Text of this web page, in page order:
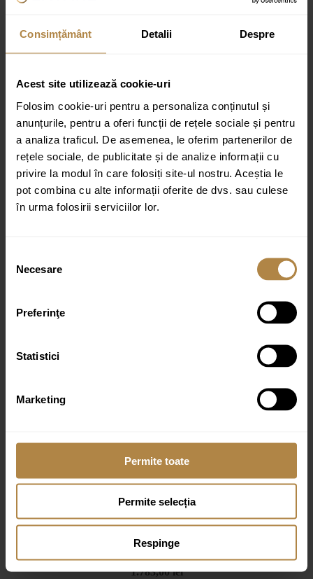
Consimțământ Detalii Despre
Acest site utilizează cookie-uri
Folosim cookie-uri pentru a personaliza conținutul și
anunțurile, pentru a oferi funcții de rețele sociale și pentru
a analiza traficul. De asemenea, le oferim partenerilor de
rețele sociale, de publicitate și de analize informații cu
privire la modul în care folosiți site-ul nostru. Aceștia le
pot combina cu alte informații oferite de dvs. sau culese
în urma folosirii serviciilor lor.
consimțământului
Necesare
Preferinţe
Statistici
Marketing
Permite toate
Permite selecția
Respinge
Recenzii
Nu există recenzii până acum.
Fii primul care scrii o recenzie pentru „Paravan de dus tip Walk-in
negru mat Rune Syn 80×200 cm”
Adresa ta de email nu va fi publicată.
Câmpurile obligatorii sunt
marcate cu*
Evaluarea ta
Recenzia ta *
Email*
90×200 cm
1.783,00lei